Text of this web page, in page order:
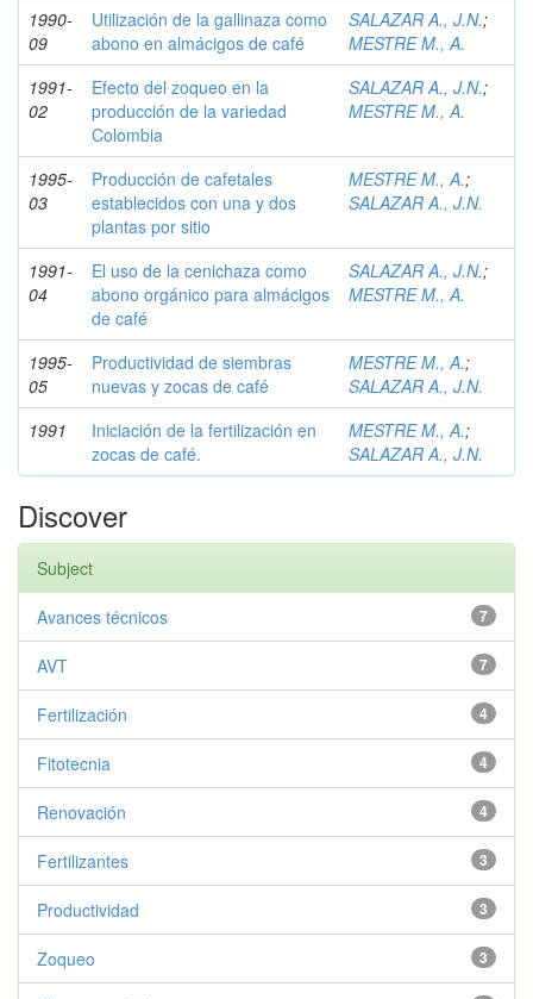
1990-
09
Utilización de la gallinaza como
abono en almácigos de café
SALAZAR A., J.N.;
MESTRE M., A.
1991-
02
Efecto del zoqueo en la
producción de la variedad
Colombia
SALAZAR A., J.N.;
MESTRE M., A.
1995-
03
Producción de cafetales
establecidos con una y dos
plantas por sitio
MESTRE M., A.;
SALAZAR A., J.N.
1991-
04
El uso de la cenichaza como
abono orgánico para almácigos
de café
SALAZAR A., J.N.;
MESTRE M., A.
1995-
05
Productividad de siembras
nuevas y zocas de café
MESTRE M., A.;
SALAZAR A., J.N.
1991
Iniciación de la fertilización en
zocas de café.
MESTRE M., A.;
SALAZAR A., J.N.
Discover
Subject
7
Avances técnicos
7
AVT
4
Fertilización
4
Fitotecnia
4
Renovación
3
Fertilizantes
3
Productividad
3
Zoqueo